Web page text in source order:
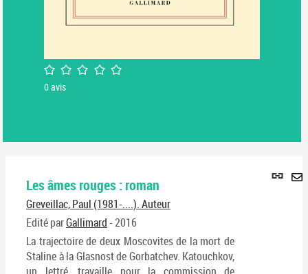
/5
0avis
Lien
Les âmes rouges : roman
Greveillac, Paul (1981-....). Auteur
Edité parGallimard- 2016
La trajectoire de deux Moscovites de la mort de
Staline à la Glasnost de Gorbatchev. Katouchkov,